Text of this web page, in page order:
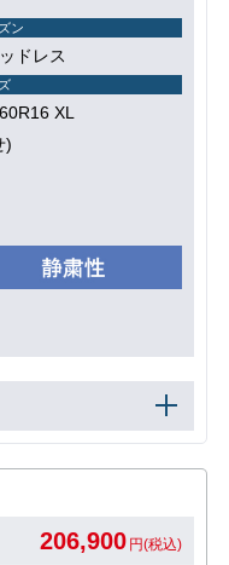
ン
ドレス
XL
)
206,900 円(税込)